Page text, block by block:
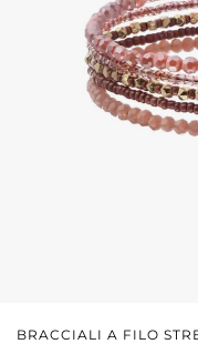
BRACCIALI A FILO